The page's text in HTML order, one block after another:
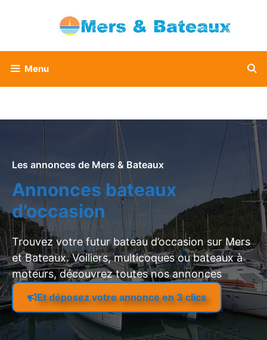
Menu
Les annonces de Mers & Bateaux
Annonces bateaux
d’occasion
Trouvez votre futur bateau d’occasion sur Mers
et Bateaux. Voiliers, multicoques ou bateaux à
moteurs, découvrez toutes nos annonces
Et déposez votre annonce en 3 clics